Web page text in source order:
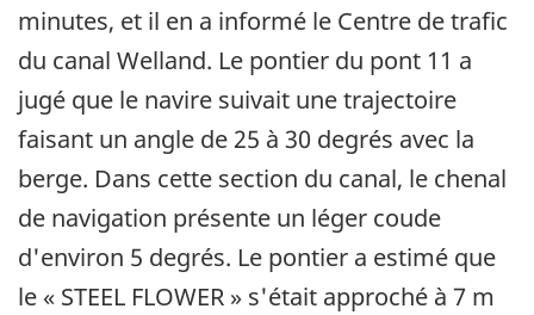
minutes, et il en a informé le Centre de trafic
du canal Welland. Le pontier du pont 11 a
jugé que le navire suivait une trajectoire
faisant un angle de 25 à 30 degrés avec la
berge. Dans cette section du canal, le chenal
de navigation présente un léger coude
d'environ 5 degrés. Le pontier a estimé que
le « STEEL FLOWER » s'était approché à 7 m